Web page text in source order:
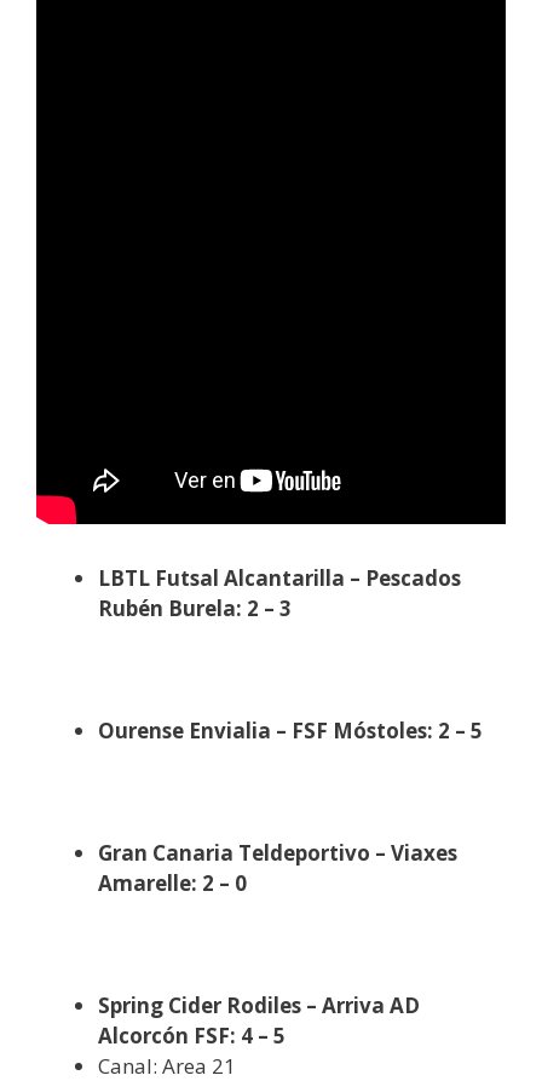
LBTL Futsal Alcantarilla – Pescados
Rubén Burela: 2 – 3
Ourense Envialia – FSF Móstoles: 2 – 5
Gran Canaria Teldeportivo – Viaxes
Amarelle: 2 – 0
Spring Cider Rodiles – Arriva AD
Alcorcón FSF: 4 – 5
Canal: Area 21